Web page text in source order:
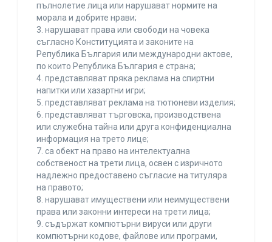
пълнолетие лица или нарушават нормите на
морала и добрите нрави;
3. нарушават права или свободи на човека
съгласно Конституцията и законите на
Република България или международни актове,
по които Република България е страна;
4. представляват пряка реклама на спиртни
напитки или хазартни игри;
5. представляват реклама на тютюневи изделия;
6. представляват търговска, производствена
или служебна тайна или друга конфиденциална
информация на трето лице;
7. са обект на право на интелектуална
собственост на трети лица, освен с изричното
надлежно предоставено съгласие на титуляра
на правото;
8. нарушават имуществени или неимуществени
права или законни интереси на трети лица;
9. съдържат компютърни вируси или други
компютърни кодове, файлове или програми,